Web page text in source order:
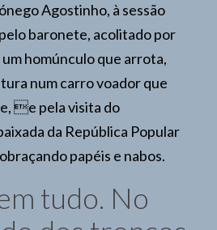
Agostinho, à sessão
baronete, acolitado por
homúnculo que arrota,
num carro voador que
e pela visita do
da República Popular
papéis e nabos.
tudo. No